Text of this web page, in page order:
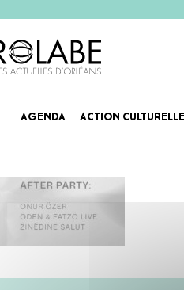
AGENDA ACTION CULTURELLE